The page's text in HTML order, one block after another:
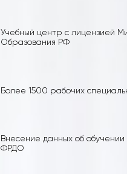
Учебный центр с лицензией
Образования РФ
Более 1500 рабочих
Внесение данных об
ФРДО